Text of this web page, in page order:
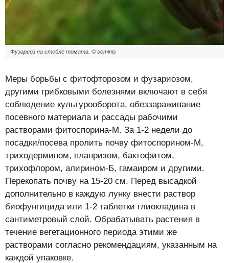
Фузариоз на стебле томата. © seminis
Меры борьбы с фитофторозом и фузариозом,
другими грибковыми болезнями включают в себя
соблюдение культурооборота, обеззараживание
посевного материала и рассады рабочими
растворами фитоспорина-М. За 1-2 недели до
посадки/посева пролить почву фитоспорином-М,
триходермином, планризом, бактофитом,
трихофлором, алирином-Б, гамаиром и другими.
Перекопать почву на 15-20 см. Перед высадкой
дополнительно в каждую лунку внести раствор
биофунгицида или 1-2 таблетки глиокладина в
сантиметровый слой. Обрабатывать растения в
течение вегетационного периода этими же
растворами согласно рекомендациям, указанным на
каждой упаковке.